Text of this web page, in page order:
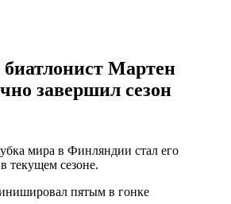
Мартен
завершил сезон
мира в Финляндии стал его
текущем сезоне.
пятым в гонке